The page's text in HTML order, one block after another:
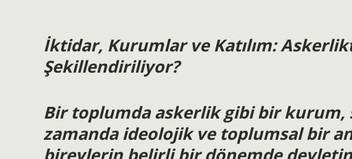
İktidar, Kurumlar ve Katılım:
Şekillendiriliyor?
Bir toplumda askerlik gibi bir kurum,
zamanda ideolojik ve toplumsal bir